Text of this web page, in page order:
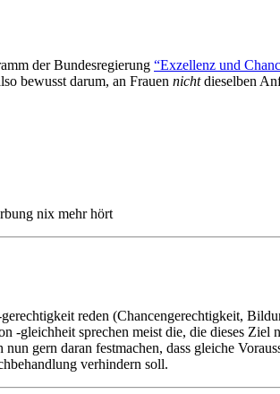
der Bundesregierung “Exzellenz und
bewusst darum, an Frauen nichtdieselben
nix mehr hört
reden (Chancengerechtigkeit,
gleichheit sprechen meist die, die dieses
gern daran festmachen, dass gleiche
verhindern soll.